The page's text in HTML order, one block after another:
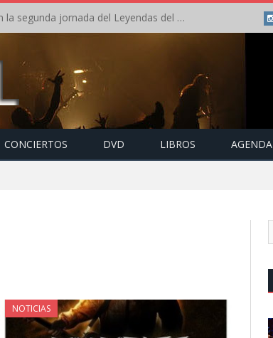
Crónica: Arch Enemy brilla en la segunda jornada del Leyendas del Rock – Jueves – Agosto 2026
CONCIERTOS DVD LIBROS AGENDA
NOTICIAS